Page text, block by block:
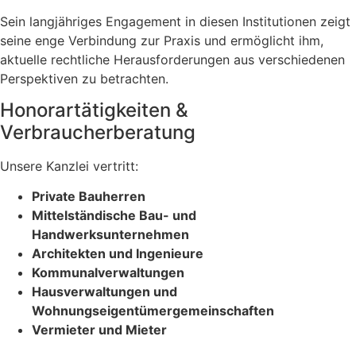
Sein langjähriges Engagement in diesen Institutionen zeigt
seine enge Verbindung zur Praxis und ermöglicht ihm,
aktuelle rechtliche Herausforderungen aus verschiedenen
Perspektiven zu betrachten.
Honorartätigkeiten &
Verbraucherberatung
Unsere Kanzlei vertritt:
Private Bauherren
Mittelständische Bau- und
Handwerksunternehmen
Architekten und Ingenieure
Kommunalverwaltungen
Hausverwaltungen und
Wohnungseigentümergemeinschaften
Vermieter und Mieter